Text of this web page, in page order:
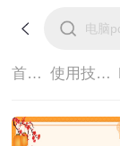
首页> 使用技巧>